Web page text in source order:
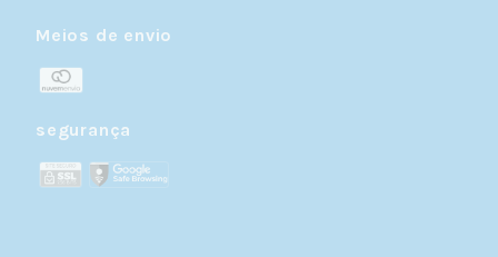
Meios de envio
segurança